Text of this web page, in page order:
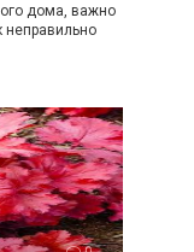
дома, важно
неправильно